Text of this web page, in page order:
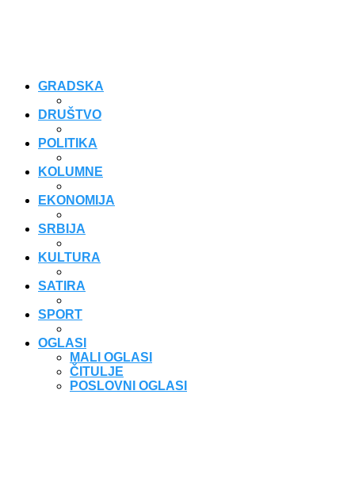
GRADSKA
DRUŠTVO
POLITIKA
KOLUMNE
EKONOMIJA
SRBIJA
KULTURA
SATIRA
SPORT
OGLASI
MALI OGLASI
ČITULJE
POSLOVNI OGLASI